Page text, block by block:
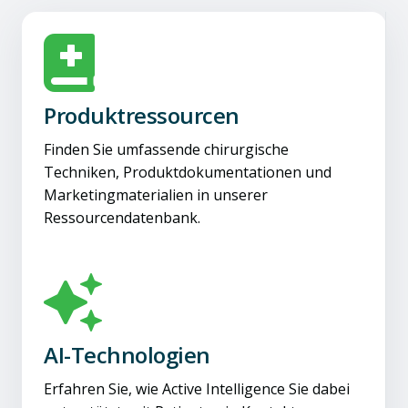
Produktressourcen
Finden Sie umfassende chirurgische
Techniken, Produktdokumentationen und
Marketingmaterialien in unserer
Ressourcendatenbank.
AI-Technologien
Erfahren Sie, wie Active Intelligence Sie dabei